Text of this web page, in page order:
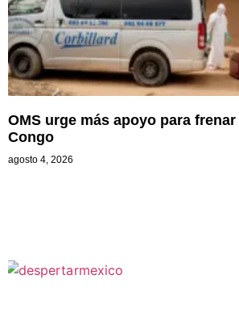
OMS urge más apoyo para
Congo
agosto 4, 2026